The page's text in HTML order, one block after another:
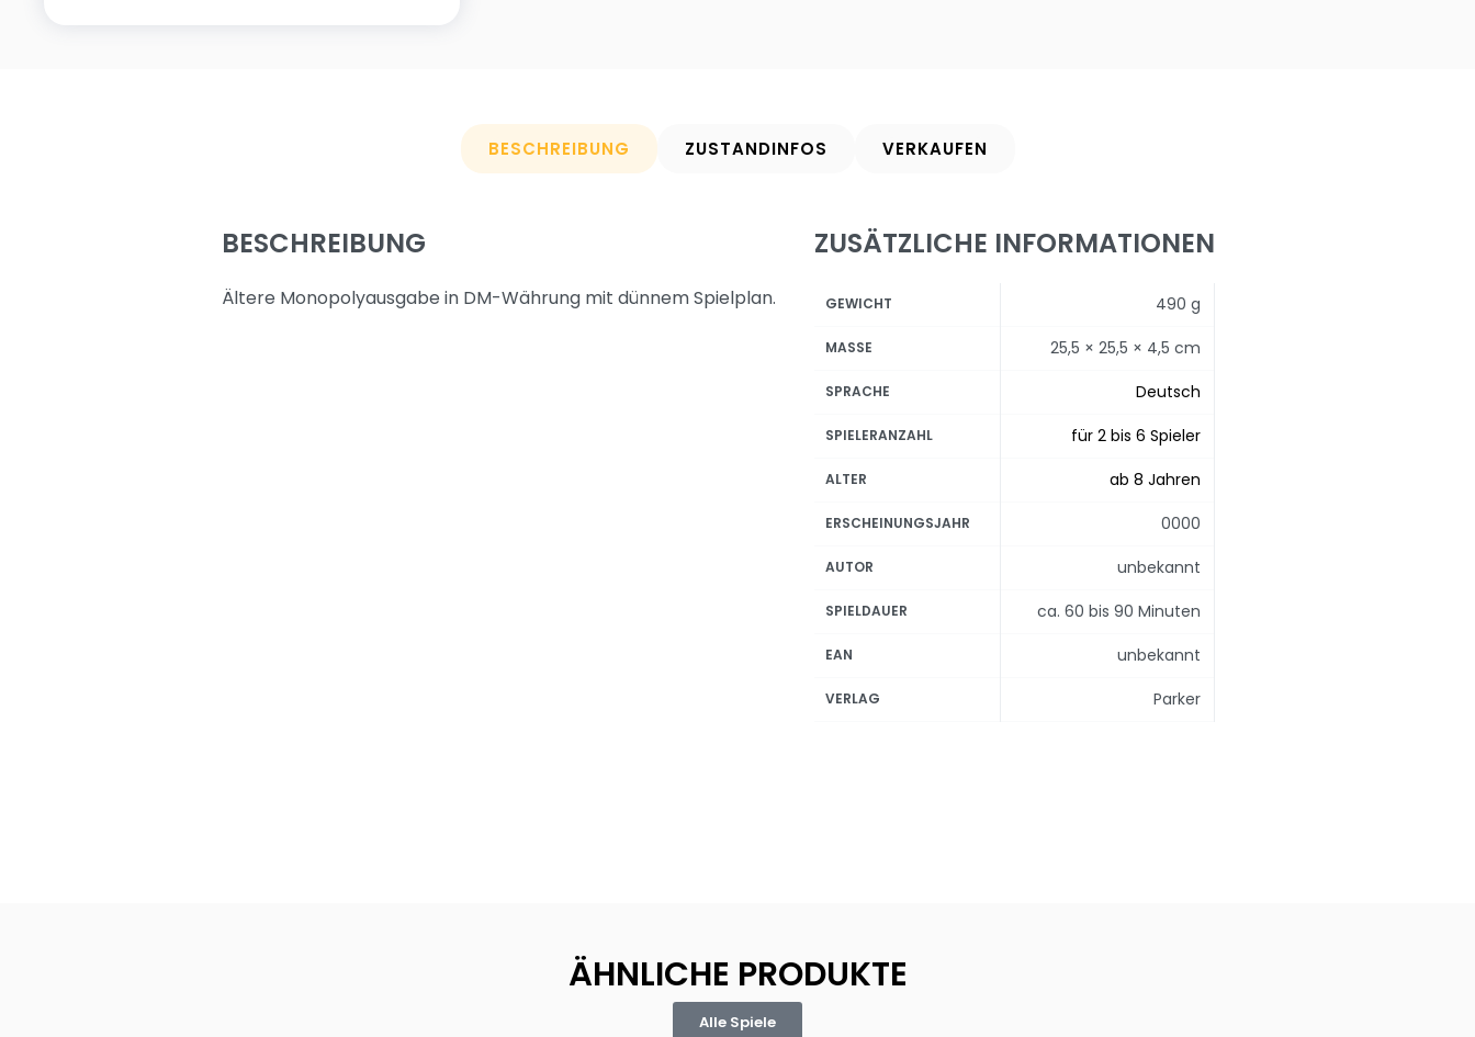
BESCHREIBUNG ZUSTANDINFOS VERKAUFEN
BESCHREIBUNG
Ältere Monopolyausgabe in DM-Währung mit dünnem Spielplan.
ZUSÄTZLICHE INFORMATIONEN
GEWICHT 490 g
MASSE 25,5 × 25,5 × 4,5 cm
SPRACHE Deutsch
SPIELERANZAHL für 2 bis 6 Spieler
ALTER ab 8 Jahren
ERSCHEINUNGSJAHR 0000
AUTOR unbekannt
SPIELDAUER ca. 60 bis 90 Minuten
EAN unbekannt
VERLAG Parker
ÄHNLICHE PRODUKTE
Alle Spiele